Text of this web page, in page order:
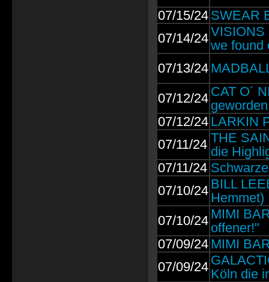
07/15/24 SWEAR
07/14/24VISIONS
we found
07/13/24
07/12/24 CAT O´
07/12/24 LARKIN
07/11/24 THE
die
07/11/24
07/10/24 BILL
Hemmet)
07/10/24 MIMI
offener!"
07/09/24 MIMI
07/09/24 Köln die